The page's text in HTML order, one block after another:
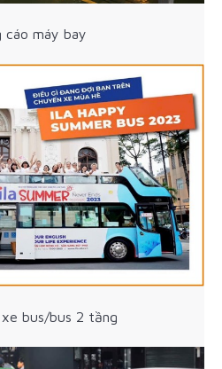
cáo máy bay
bus/bus 2 tầng